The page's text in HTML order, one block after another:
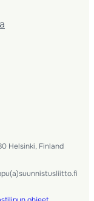
Helsinki, Finland